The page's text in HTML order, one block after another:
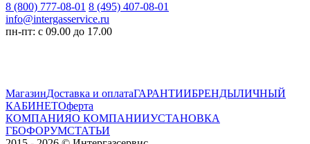
8 (800) 777-08-01 8 (495) 407-08-01
info@intergasservice.ru
пн-пт: с 09.00 до 17.00
МагазинДоставка и оплатаГАРАНТИИБРЕНДЫЛИЧНЫЙ
КАБИНЕТОферта
КОМПАНИЯО КОМПАНИИУСТАНОВКА
ГБОФОРУМСТАТЬИ